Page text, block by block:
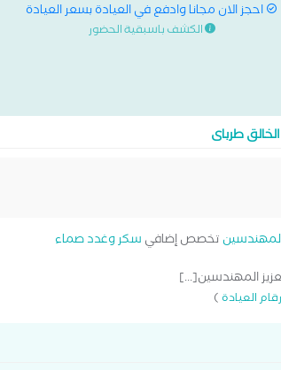
احجز الان مجانا وادفع في العيادة بسعر العيادة
الكشف باسبقية الحضور
طرباى
تخصص إضافي سكر وغدد صماء
المهندسين[...]
العيادة)